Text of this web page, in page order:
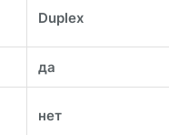
Duplex
да
нет